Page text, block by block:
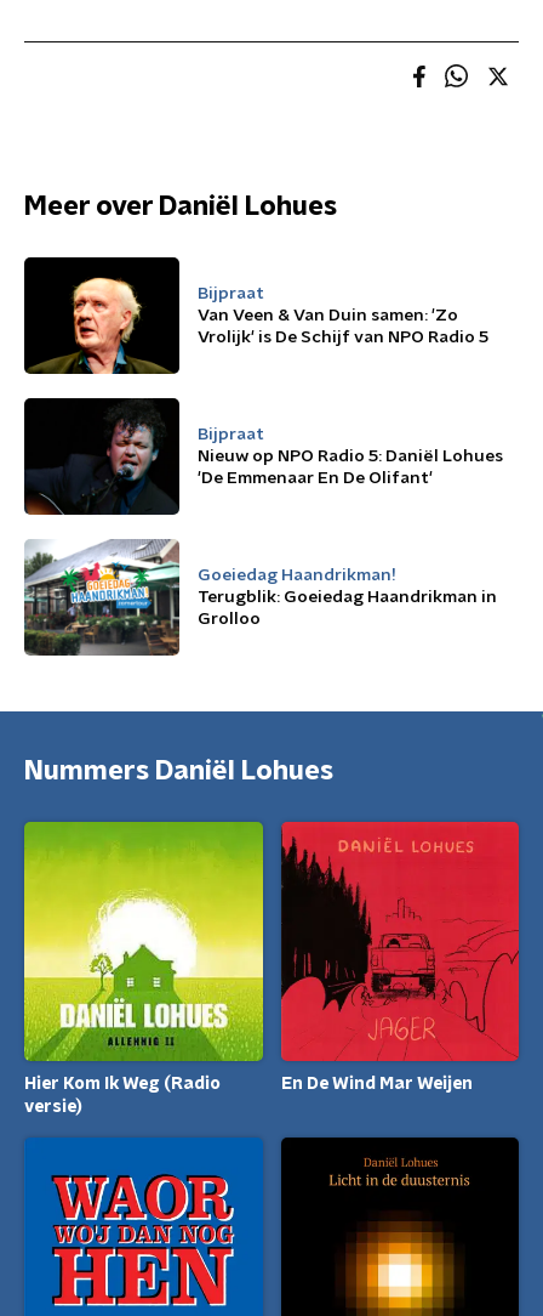
Meer over Daniël Lohues
Bijpraat
Van Veen & Van Duin samen: 'Zo
Vrolijk' is De Schijf van NPO Radio 5
Bijpraat
Nieuw op NPO Radio 5: Daniël Lohues
'De Emmenaar En De Olifant'
Goeiedag Haandrikman!
Terugblik: Goeiedag Haandrikman in
Grolloo
Nummers Daniël Lohues
Hier Kom Ik Weg (Radio
versie)
En De Wind Mar Weijen